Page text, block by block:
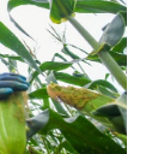
军事
政务
汽车